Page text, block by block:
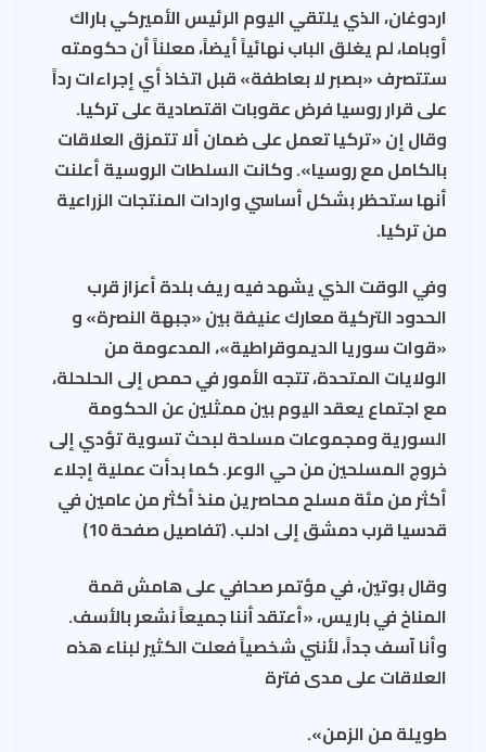
اردوغان، الذي يلتقي اليوم الرئيس الأميركي باراك
أوباما، لم يغلق الباب نهائياً أيضاً، معلناً أن حكومته
ستتصرف «بصبر لا بعاطفة» قبل اتخاذ أي إجراءات رداً
على قرار روسيا فرض عقوبات اقتصادية على تركيا.
وقال إن «تركيا تعمل على ضمان ألا تتمزق العلاقات
بالكامل مع روسيا». وكانت السلطات الروسية أعلنت
أنها ستحظر بشكل أساسي واردات المنتجات الزراعية
من تركيا.
وفي الوقت الذي يشهد فيه ريف بلدة أعزاز قرب
الحدود التركية معارك عنيفة بين «جبهة النصرة» و
«قوات سوريا الديموقراطية»، المدعومة من
الولايات المتحدة، تتجه الأمور في حمص إلى الحلحلة،
مع اجتماع يعقد اليوم بين ممثلين عن الحكومة
السورية ومجموعات مسلحة لبحث تسوية تؤدي إلى
خروج المسلحين من حي الوعر. كما بدأت عملية إجلاء
أكثر من مئة مسلح محاصرين منذ أكثر من عامين في
قدسيا قرب دمشق إلى ادلب. (تفاصيل صفحة 10)
وقال بوتين، في مؤتمر صحافي على هامش قمة
المناخ في باريس، «أعتقد أننا جميعاً نشعر بالأسف.
وأنا آسف جداً، لأنني شخصياً فعلت الكثير لبناء هذه
العلاقات على مدى فترة
طويلة من الزمن».